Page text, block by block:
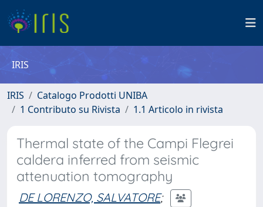
IRIS
IRIS
Catalogo Prodotti UNIBA
1 Contributo su Rivista
1.1 Articolo in rivista
Thermal state of the Campi Flegrei
caldera inferred from seismic
attenuation tomography
DE LORENZO, SALVATORE;